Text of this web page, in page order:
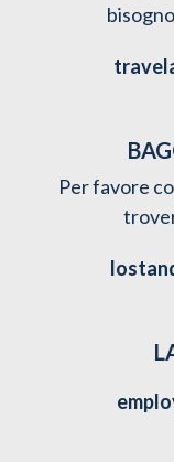
Per favore